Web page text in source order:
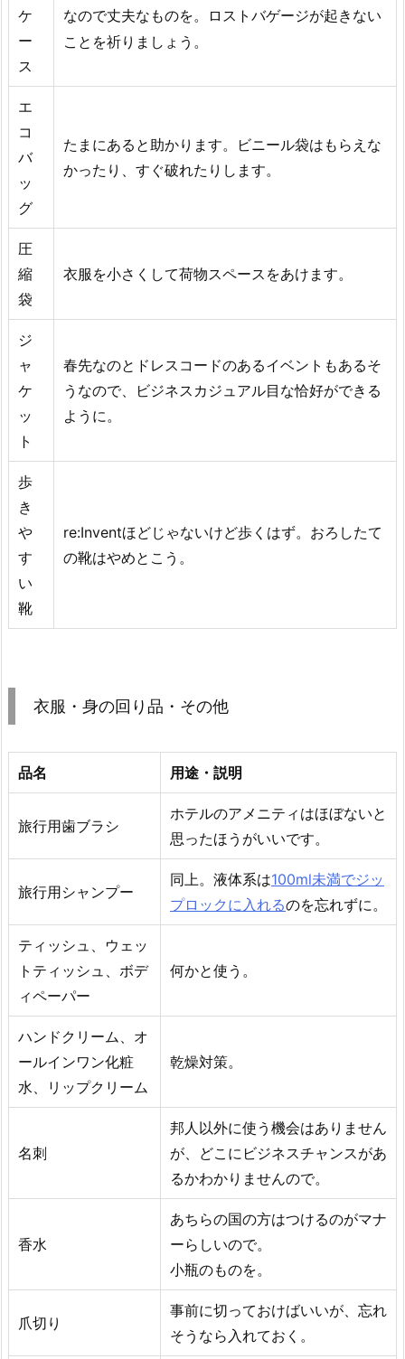
ケ
ー
ス
なので丈夫なものを。ロストバゲージが起きない
ことを祈りましょう。
エ
コ
バ
ッ
グ
たまにあると助かります。ビニール袋はもらえな
かったり、すぐ破れたりします。
圧
縮
袋
衣服を小さくして荷物スペースをあけます。
ジ
ャ
ケ
ッ
ト
春先なのとドレスコードのあるイベントもあるそ
うなので、ビジネスカジュアル目な恰好ができる
ように。
歩
き
や
す
い
靴
re:Inventほどじゃないけど歩くはず。おろしたて
の靴はやめとこう。
衣服・身の回り品・その他
品名 用途・説明
旅行用歯ブラシ
ホテルのアメニティはほぼないと
思ったほうがいいです。
旅行用シャンプー
同上。液体系は100ml未満でジッ
プロックに入れるのを忘れずに。
ティッシュ、ウェッ
トティッシュ、ボデ
ィペーパー
何かと使う。
ハンドクリーム、オ
ールインワン化粧
水、リップクリーム
乾燥対策。
名刺
邦人以外に使う機会はありません
が、どこにビジネスチャンスがあ
るかわかりませんので。
香水
あちらの国の方はつけるのがマナ
ーらしいので。
小瓶のものを。
爪切り
事前に切っておけばいいが、忘れ
そうなら入れておく。